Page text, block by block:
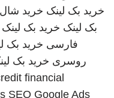
خرید بک لینک خرید
بک لینک خرید بک لینک
فارسی خرید بک
روسری خرید بک
financial
SEO Google Ads